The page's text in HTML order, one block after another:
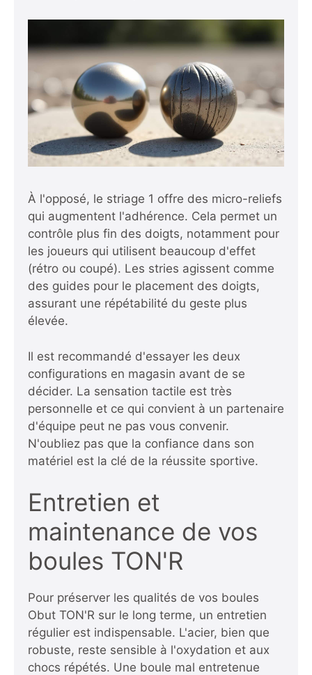
À l'opposé, le striage 1 offre des micro-reliefs
qui augmentent l'adhérence. Cela permet un
contrôle plus fin des doigts, notamment pour
les joueurs qui utilisent beaucoup d'effet
(rétro ou coupé). Les stries agissent comme
des guides pour le placement des doigts,
assurant une répétabilité du geste plus
élevée.
Il est recommandé d'essayer les deux
configurations en magasin avant de se
décider. La sensation tactile est très
personnelle et ce qui convient à un partenaire
d'équipe peut ne pas vous convenir.
N'oubliez pas que la confiance dans son
matériel est la clé de la réussite sportive.
Entretien et
maintenance de vos
boules TON'R
Pour préserver les qualités de vos boules
Obut TON'R sur le long terme, un entretien
régulier est indispensable. L'acier, bien que
robuste, reste sensible à l'oxydation et aux
chocs répétés. Une boule mal entretenue